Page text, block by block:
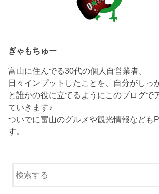
ぎゃもちゅー
富山に住んでる30代の個人自営業者。
日々インプットしたことを、自分がしっ
と誰かの役に立てるようにこのブログで
ていきます♪
ついでに富山のグルメや観光情報なども
す。